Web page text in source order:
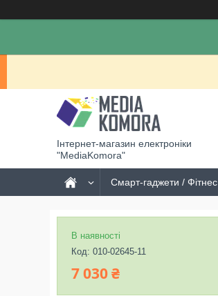
Інтернет-магазин електроніки
"MediaKomora"
Смарт-гаджети / Фітнес
В наявності
Код: 010-02645-11
7 030 ₴